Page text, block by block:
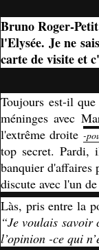
Bruno Roger-
l'Elysée. Je ne
carte de visite et
Toujours est-il
méninges avec
l'extrême droite -
top secret. Pardi,
banquier d'affaires
discute avec l'un
Làs, pris entre la
“Je voulais savoir
l’opinion -ce qui